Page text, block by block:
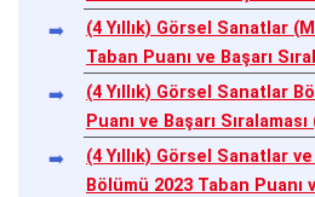
(4 Yıllık) Görsel Sanatlar
Taban Puanı ve Başarı
(4 Yıllık) Görsel Sanatlar
Puanı ve Başarı
(4 Yıllık) Görsel Sanatlar
Bölümü 2023 Taban Puanı